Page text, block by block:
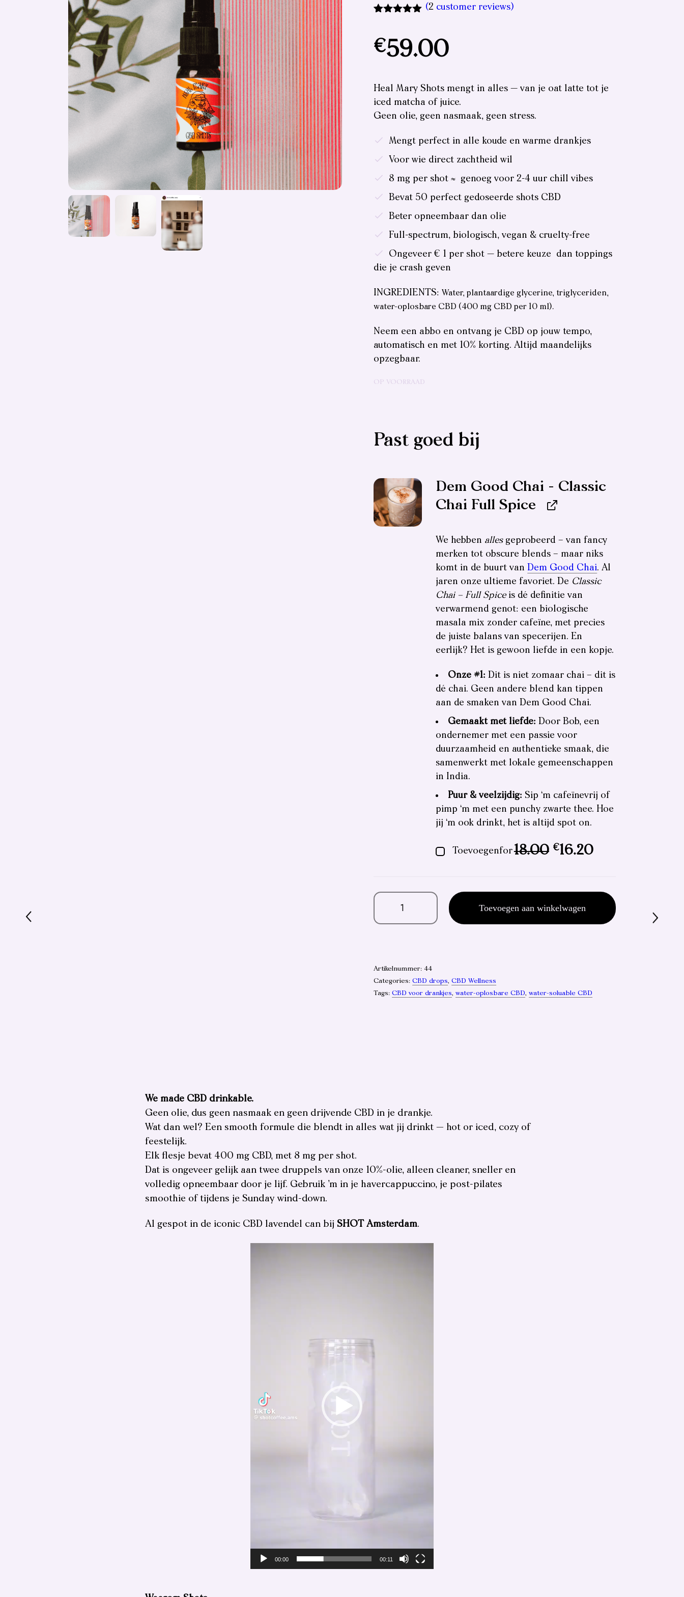
based on
customer
ratings
(2 customer reviews)
€59.00
Heal Mary Shots mengt in alles — van je oat latte tot je
iced matcha of juice.
Geen olie, geen nasmaak, geen stress.
Mengt perfect in alle koude en warme drankjes
Voor wie direct zachtheid wil
8 mg per shot ≈ genoeg voor 2-4 uur chill vibes
Bevat 50 perfect gedoseerde shots CBD
Beter opneembaar dan olie
Full-spectrum, biologisch, vegan & cruelty-free
Ongeveer € 1 per shot — betere keuze dan toppings
die je crash geven
INGREDIENTS:Water, plantaardige glycerine, triglyceriden,
water-oplosbare CBD (400 mg CBD per 10 ml).
Neem een abbo en ontvang je CBD op jouw tempo,
automatisch en met 10% korting. Altijd maandelijks
opzegbaar.
OP VOORRAAD
Past goed bij
Dem Good Chai - Classic
Chai Full Spice
We hebben allesgeprobeerd – van fancy
merken tot obscure blends – maar niks
komt in de buurt van Dem Good Chai. Al
jaren onze ultieme favoriet. De Classic
Chai – Full Spiceis dé definitie van
verwarmend genot: een biologische
masala mix zonder cafeïne, met precies
de juiste balans van specerijen. En
eerlijk? Het is gewoon liefde in een kopje.
Onze #1: Dit is niet zomaar chai – dit is
dé chai. Geen andere blend kan tippen
aan de smaken van Dem Good Chai.
Gemaakt met liefde: Door Bob, een
ondernemer met een passie voor
duurzaamheid en authentieke smaak, die
samenwerkt met lokale gemeenschappen
in India.
Puur & veelzijdig: Sip ‘m cafeïnevrij of
pimp ‘m met een punchy zwarte thee. Hoe
jij ‘m ook drinkt, het is altijd spot on.
Toevoegenfor18.00 Oorspronkelijke
was:
€18.00.
€16.20Huidige
is:
€16.20.
Heal
Shots
Toevoegen aan winkelwagen
Artikelnummer:44
Categories:CBD drops,CBD Wellness
Tags:CBD voor drankjes,water-oplosbare CBD,water-soluable CBD
We made CBD drinkable.
Geen olie, dus geen nasmaak en geen drijvende CBD in je drankje.
Wat dan wel? Een smooth formule die blendt in alles wat jij drinkt — hot or iced, cozy of
feestelijk.
Elk flesje bevat 400 mg CBD, met 8 mg per shot.
Dat is ongeveer gelijk aan twee druppels van onze 10%-olie, alleen cleaner, sneller en
volledig opneembaar door je lijf. Gebruik ’m in je havercappuccino, je post-pilates
smoothie of tijdens je Sunday wind-down.
Al gespot in de iconic CBD lavendel can bij SHOT Amsterdam.
00:00 00:11